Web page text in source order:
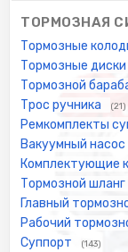
ТОРМОЗНАЯ
Тормозные
Тормозные диски
Тормозной
Трос ручника (21)
Ремкомплекты
Вакуумный насос
Комплектующие
Тормозной шланг
Главный
Рабочий
Суппорт (143)